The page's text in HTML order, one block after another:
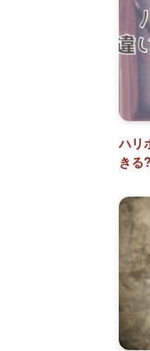
ハリ
きる